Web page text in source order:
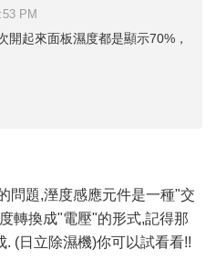
PM
起來面板濕度都是顯示70%，
問題,溼度感應元件是一種"交
轉換成"電壓"的形式,記得那
(日立除濕機)你可以試看看!!